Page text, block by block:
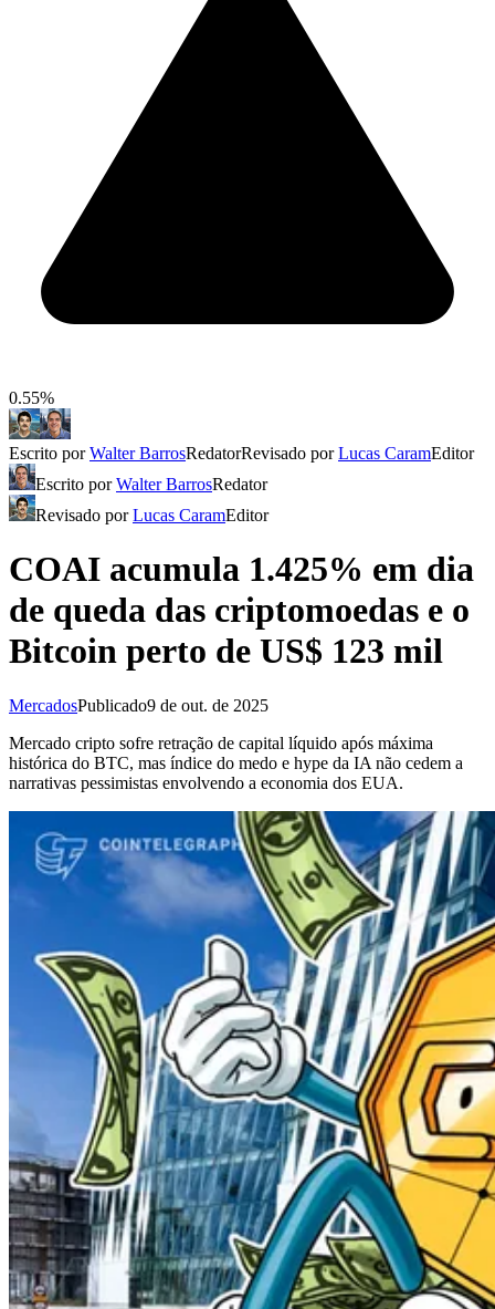
0.55%
Escrito porWalter BarrosRedatorRevisado porLucas CaramEditor
Escrito porWalter BarrosRedator
Revisado porLucas CaramEditor
COAI acumula 1.425% em dia
de queda das criptomoedas e o
Bitcoin perto de US$ 123 mil
MercadosPublicado9 de out. de 2025
Mercado cripto sofre retração de capital líquido após máxima
histórica do BTC, mas índice do medo e hype da IA não cedem a
narrativas pessimistas envolvendo a economia dos EUA.